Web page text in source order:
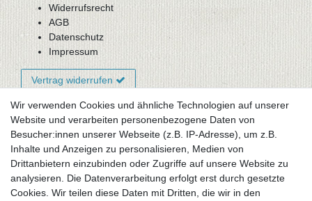
Widerrufsrecht
AGB
Datenschutz
Impressum
Vertrag widerrufen
Newsletter-Anmeldung
FAQ / Fragen
Mein Warenkorb
Mein Merkzettel
Mein Konto
Wir verwenden Cookies und ähnliche Technologien auf unserer
Website und verarbeiten personenbezogene Daten von
Besucher:innen unserer Webseite (z.B. IP-Adresse), um z.B.
Inhalte und Anzeigen zu personalisieren, Medien von
Drittanbietern einzubinden oder Zugriffe auf unsere Website zu
analysieren. Die Datenverarbeitung erfolgt erst durch gesetzte
Cookies. Wir teilen diese Daten mit Dritten, die wir in den